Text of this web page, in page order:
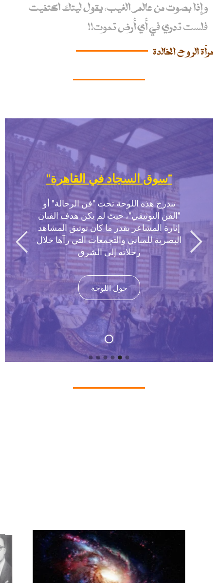
و إذا بصوت من عالم الغيب، يقول ليتك اكتفيت
فلست تدري في أي أرض تموت!!
مرآة الروح الخالدة
"سوق السجاد في القاهرة"
تندرج هذه اللوحة تحت "فن الرحالة" أو
"الفن التوثيقي"، حيث لم يكن هدف الفنان
إثارة المشاعر بقدر ما كان توثيق المشاهد
البصرية للمباني والتجمعات التي رآها خلال
رحلاته إلى الشرق
حول اللوحة